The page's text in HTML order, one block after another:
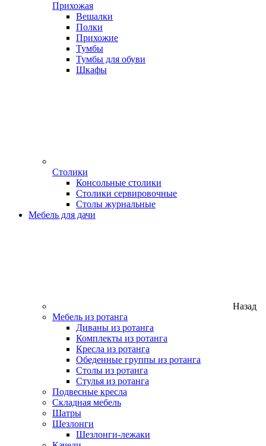
Прихожая
Вешалки
Полки
Прихожие
Тумбы
Тумбы для обуви
Шкафы
Столики
Консольные столики
Столики сервировочные
Столы журнальные
Мебель для дачи
Назад
Мебель из ротанга
Диваны из ротанга
Комплекты из ротанга
Кресла из ротанга
Обеденные группы из ротанга
Столы из ротанга
Стулья из ротанга
Подвесные кресла
Складная мебель
Шатры
Шезлонги
Шезлонги-лежаки